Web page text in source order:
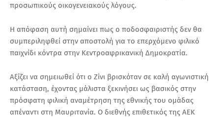
προσωπικούς οικογενειακούς λόγους.
Η απόφαση αυτή σημαίνει πως ο ποδοσφαιριστής δεν θα
συμπεριληφθεί στην αποστολή για το επερχόμενο φιλικό
παιχνίδι κόντρα στην Κεντροαφρικανική Δημοκρατία.
Αξίζει να σημειωθεί ότι ο Ζίνι βρισκόταν σε καλή αγωνιστική
κατάσταση, έχοντας μάλιστα ξεκινήσει ως βασικός στην
πρόσφατη φιλική αναμέτρηση της εθνικής του ομάδας
απέναντι στη Μαυριτανία. Ο διεθνής επιθετικός της ΑΕΚ